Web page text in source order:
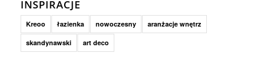
INSPIRACJE
Kreoo łazienka nowoczesny aranżacje wnętrz
skandynawski art deco